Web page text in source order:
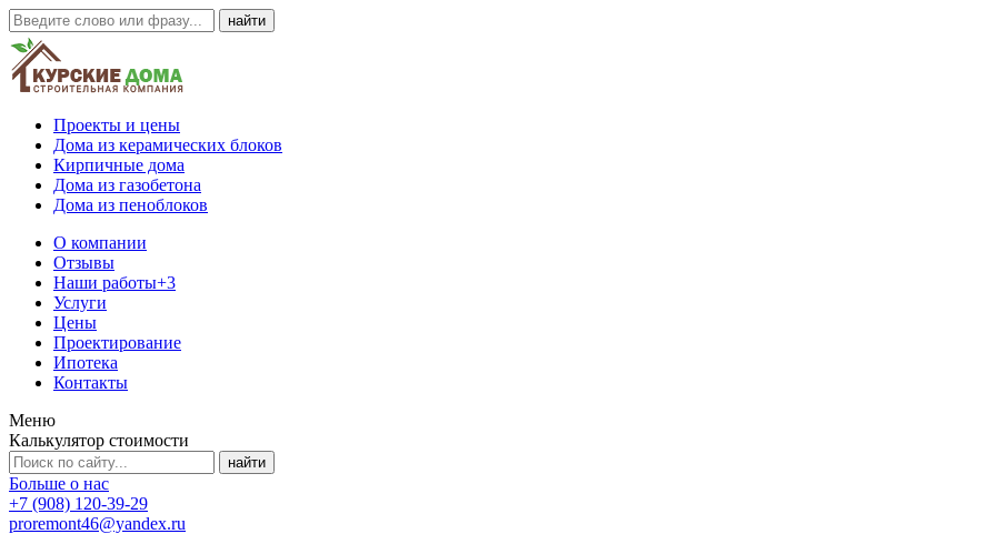
Проекты и цены
Дома из керамических блоков
Кирпичные дома
Дома из газобетона
Дома из пеноблоков
О компании
Отзывы
Наши работы+3
Услуги
Цены
Проектирование
Ипотека
Контакты
Меню
Калькулятор стоимости
Больше о нас
+7 (908) 120-39-29
proremont46@yandex.ru